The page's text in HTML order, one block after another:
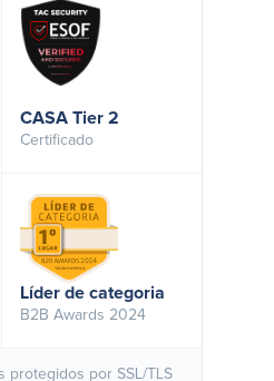
CASA Tier 2
Certificado
Líder de categoria
B2B Awards 2024
protegidos por SSL/TLS